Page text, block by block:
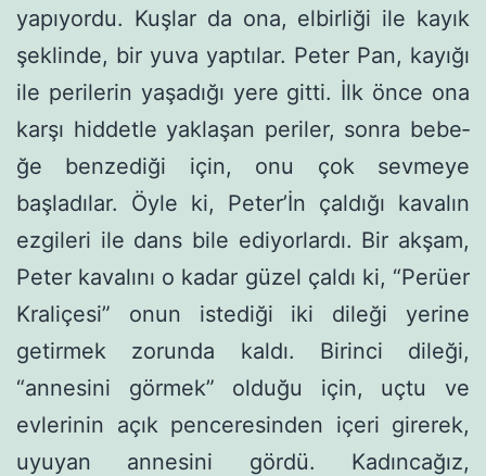
yapıyordu. Kuşlar da ona, elbirliği ile kayık
şeklinde, bir yuva yaptılar. Peter Pan, kayığı
ile perilerin yaşadığı yere gitti. İlk önce ona
karşı hiddetle yaklaşan periler, sonra bebe­
ğe benzediği için, onu çok sevmeye
başladılar. Öyle ki, Peter’İn çaldığı kavalın
ezgileri ile dans bile ediyor­lardı. Bir akşam,
Peter kavalını o kadar güzel çaldı ki, “Perüer
Kraliçesi” onun istediği iki dileği yerine
getirmek zorunda kaldı. Birinci dileği,
“annesini görmek” olduğu için, uçtu ve
evlerinin açık penceresinden içeri girerek,
uyuyan annesini gördü. Kadın­cağız,